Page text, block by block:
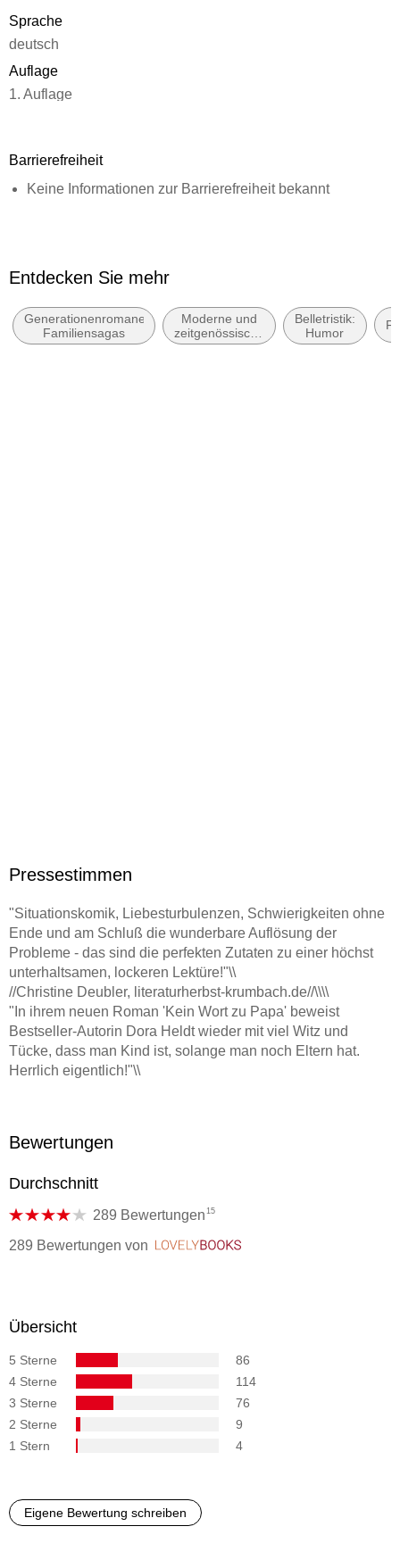
Sprache
deutsch
Auflage
1. Auflage
1,27 MB
Autor/Autorin
Verlag/Hersteller
dtv Digital
Barrierefreiheit
Keine Informationen zur Barrierefreiheit bekannt
Entdecken Sie mehr
Generationenromane,
Familiensagas
Moderne und
zeitgenössische
Belletristik:
Belletristik:
Humor
Pressestimmen
"Situationskomik, Liebesturbulenzen, Schwierigkeiten ohne
Ende und am Schluß die wunderbare Auflösung der
Probleme - das sind die perfekten Zutaten zu einer höchst
unterhaltsamen, lockeren Lektüre!"\\
//Christine Deubler, literaturherbst-krumbach.de//\\\\
"In ihrem neuen Roman 'Kein Wort zu Papa' beweist
Bestseller-Autorin Dora Heldt wieder mit viel Witz und
Tücke, dass man Kind ist, solange man noch Eltern hat.
Herrlich eigentlich!"\\
//Schwäbische Zeitung//\\\\
und Begegnungen, türmt Lügengebäude auf, die sich in
Wohlgefallen auflösen [...]."\\
//S. Platthaus, Ruhr Nachrichten//
Bewertungen
Durchschnitt
289 Bewertungen 15
289 Bewertungen von
Übersicht
5 Sterne
86
4 Sterne
114
3 Sterne
76
2 Sterne
9
1 Stern
4
Eigene Bewertung schreiben